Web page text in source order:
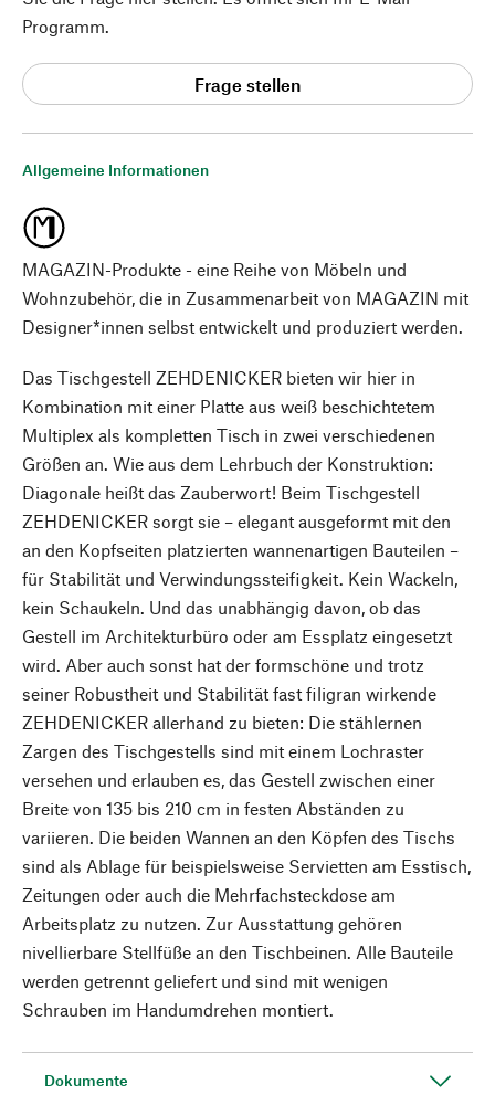
Allgemeine Informationen
MAGAZIN-Produkte - eine Reihe von Möbeln und
Wohnzubehör, die in Zusammenarbeit von MAGAZIN mit
Designer*innen selbst entwickelt und produziert werden.
Das Tischgestell ZEHDENICKER bieten wir hier in
Kombination mit einer Platte aus weiß beschichtetem
Multiplex als kompletten Tisch in zwei verschiedenen
Größen an. Wie aus dem Lehrbuch der Konstruktion:
Diagonale heißt das Zauberwort! Beim Tischgestell
ZEHDENICKER sorgt sie – elegant ausgeformt mit den
an den Kopfseiten platzierten wannenartigen Bauteilen –
für Stabilität und Verwindungssteifigkeit. Kein Wackeln,
kein Schaukeln. Und das unabhängig davon, ob das
Gestell im Architekturbüro oder am Essplatz eingesetzt
wird. Aber auch sonst hat der formschöne und trotz
seiner Robustheit und Stabilität fast filigran wirkende
ZEHDENICKER allerhand zu bieten: Die stählernen
Zargen des Tischgestells sind mit einem Lochraster
versehen und erlauben es, das Gestell zwischen einer
Breite von 135 bis 210 cm in festen Abständen zu
variieren. Die beiden Wannen an den Köpfen des Tischs
sind als Ablage für beispielsweise Servietten am Esstisch,
Zeitungen oder auch die Mehrfachsteckdose am
Arbeitsplatz zu nutzen. Zur Ausstattung gehören
nivellierbare Stellfüße an den Tischbeinen. Alle Bauteile
werden getrennt geliefert und sind mit wenigen
Schrauben im Handumdrehen montiert.
Dokumente
Programm.
Frage stellen